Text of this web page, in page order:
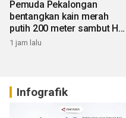
Pemuda Pekalongan
bentangkan kain merah
putih 200 meter sambut HUT
RI
1 jam lalu
Infografik